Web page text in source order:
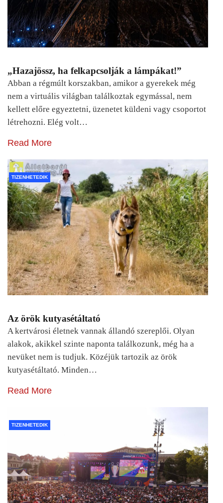
„Hazajössz, ha felkapcsolják a lámpákat!”
Abban a régmúlt korszakban, amikor a gyerekek még
nem a virtuális világban találkoztak egymással, nem
kellett előre egyeztetni, üzenetet küldeni vagy csoportot
létrehozni. Elég volt…
Read More
TIZENHETEDIK
Az örök kutyasétáltató
A kertvárosi életnek vannak állandó szereplői. Olyan
alakok, akikkel szinte naponta találkozunk, még ha a
nevüket nem is tudjuk. Közéjük tartozik az örök
kutyasétáltató. Minden…
Read More
TIZENHETEDIK